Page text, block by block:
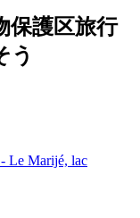
保護区旅行
う
Le Marijé, lac